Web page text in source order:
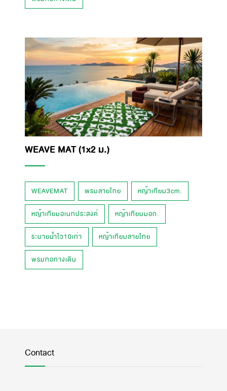
WEAVE MAT (1x2 ม.)
WEAVEMAT พรมลายไทย หญ้าเทียม3cm.
หญ้าเทียมอเนกประสงค์ หญ้าเทียมมอก.
ระบายน้ำไว10เท่า หญ้าเทียมลายไทย
พรมทอทางเดิน
Contact